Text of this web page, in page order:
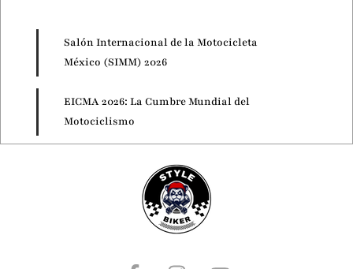
Salón Internacional de la Motocicleta
México (SIMM) 2026
EICMA 2026: La Cumbre Mundial del
Motociclismo